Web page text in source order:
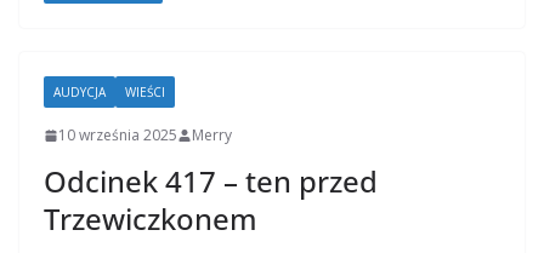
AUDYCJA WIEŚCI
10 września 2025 Merry
Odcinek 417 – ten przed
Trzewiczkonem